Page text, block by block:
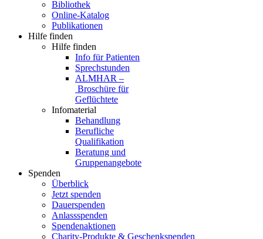
Bibliothek
Online-Katalog
Publikationen
Hilfe finden
Hilfe finden
Info für Patienten
Sprechstunden
ALMHAR –
Broschüre für
Geflüchtete
Infomaterial
Behandlung
Berufliche
Qualifikation
Beratung und
Gruppenangebote
Spenden
Überblick
Jetzt spenden
Dauerspenden
Anlassspenden
Spendenaktionen
Charity-Produkte & Geschenkspenden